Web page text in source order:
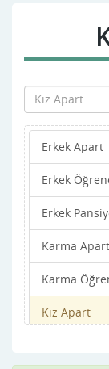
Erkek Apart
Erkek
Erkek
Karma Apart
Karma
Kız Apart